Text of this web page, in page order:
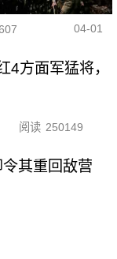
04-01
4方面军猛将，
阅读 250149
其重回敌营